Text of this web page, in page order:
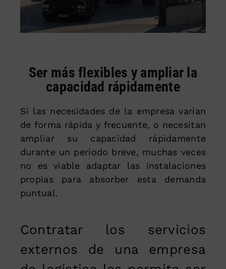
Ser más flexibles y ampliar la
capacidad rápidamente
Si las necesidades de la empresa varían
de forma rápida y frecuente, o necesitan
ampliar su capacidad rápidamente
durante un periodo breve, muchas veces
no es viable adaptar las instalaciones
propias para absorber esta demanda
puntual.
Contratar los servicios
externos de una empresa